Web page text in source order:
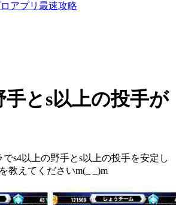
アプリ最速攻略
手とs以上の投手が
s4以上の野手とs以上の投手を安定し
教えてくださいm(_ _)m